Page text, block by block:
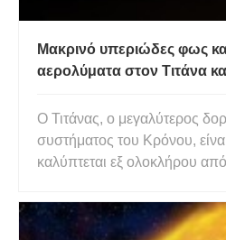
Μακρινό υπεριώδες φως
αερολύματα στον Τιτάνα
Ο Τιτάνας, ο μεγαλύτερος
συστήματος του Κρόνου,
καλύπτεται εξ ολοκλήρου
οργανικά αερολύματα. Αυτά
παράγονται μέσω διαφόρων